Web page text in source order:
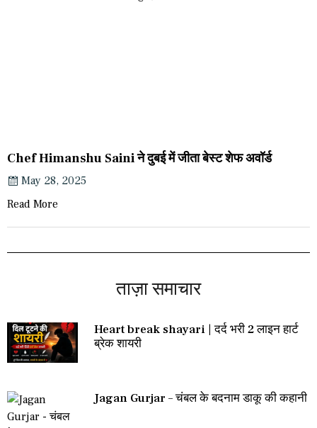
Chef Himanshu Saini ने दुबई में जीता बेस्ट शेफ अवॉर्ड
May 28, 2025
Read More
ताज़ा समाचार
Heart break shayari | दर्द भरी 2 लाइन हार्ट
ब्रेक शायरी
Jagan Gurjar – चंबल के बदनाम डाकू की कहानी